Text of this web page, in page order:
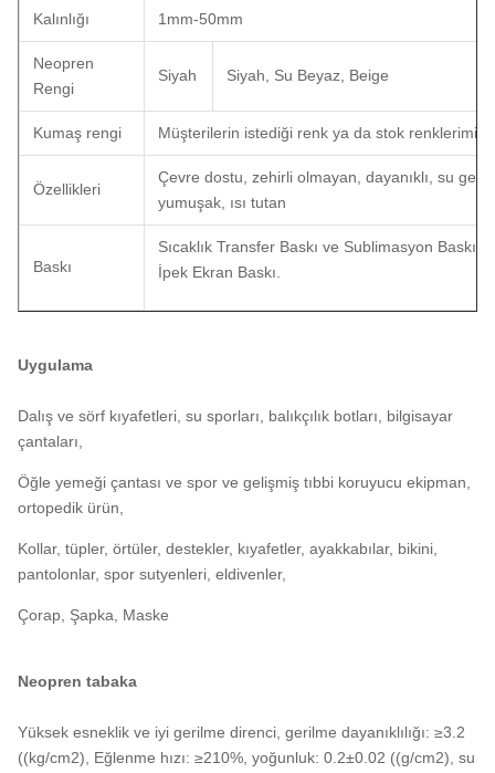
Kalınlığı 1mm-50mm
Neopren
Rengi
Siyah Siyah, Su Beyaz, Beige
Kumaş rengi Müşterilerin istediği renk ya da stok renklerimiz.
Özellikleri
Çevre dostu, zehirli olmayan, dayanıklı, su
yumuşak, ısı tutan
Baskı
Sıcaklık Transfer Baskı ve Sublimasyon Baskı,
İpek Ekran Baskı.
Uygulama
Dalış ve sörf kıyafetleri, su sporları, balıkçılık botları, bilgisayar
çantaları,
Öğle yemeği çantası ve spor ve gelişmiş tıbbi koruyucu ekipman,
ortopedik ürün,
Kollar, tüpler, örtüler, destekler, kıyafetler, ayakkabılar, bikini,
pantolonlar, spor sutyenleri, eldivenler,
Çorap, Şapka, Maske
Neopren tabaka
Yüksek esneklik ve iyi gerilme direnci, gerilme dayanıklılığı: ≥3.2
((kg/cm2), Eğlenme hızı: ≥210%, yoğunluk: 0.2±0.02 ((g/cm2), su